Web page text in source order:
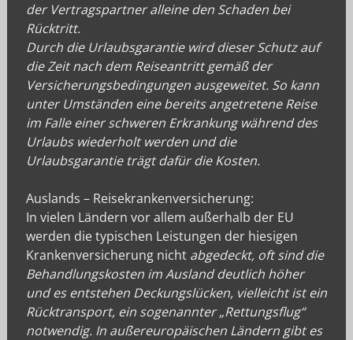
der Vertragspartner alleine den Schaden bei
Rücktritt.
Durch die Urlaubsgarantie wird dieser Schutz auf
die Zeit nach dem Reiseantritt gemäß der
Versicherungsbedingungen ausgeweitet. So kann
unter Umständen eine bereits angetretene Reise
im Falle einer schweren Erkrankung während des
Urlaubs wiederholt werden und die
Urlaubsgarantie trägt dafür die Kosten.
Auslands – Reisekrankenversicherung:
In vielen Ländern vor allem außerhalb der EU
werden die typischen Leistungen der hiesigen
Krankenversicherung nicht abgedeckt, oft sind die
Behandlungskosten im Ausland deutlich höher
und es entstehen Deckungslücken, vielleicht ist ein
Rücktransport, ein sogenannter „Rettungsflug“
notwendig. In außereuropäischen Ländern gibt es